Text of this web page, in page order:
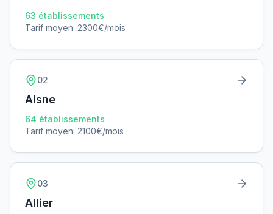
63 établissements
Tarif moyen: 2300€/mois
02
Aisne
64 établissements
Tarif moyen: 2100€/mois
03
Allier